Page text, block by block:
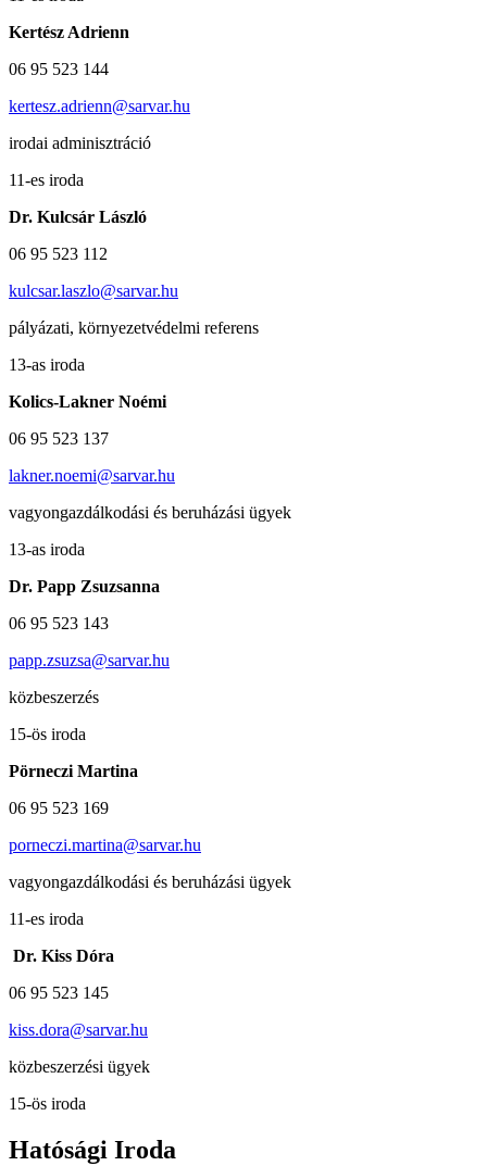
Kertész Adrienn
06 95 523 144
kertesz.adrienn@sarvar.hu
irodai adminisztráció
11-es iroda
Dr. Kulcsár László
06 95 523 112
kulcsar.laszlo@sarvar.hu
pályázati, környezetvédelmi referens
13-as iroda
Kolics-Lakner Noémi
06 95 523 137
lakner.noemi@sarvar.hu
vagyongazdálkodási és beruházási ügyek
13-as iroda
Dr. Papp Zsuzsanna
06 95 523 143
papp.zsuzsa@sarvar.hu
közbeszerzés
15-ös iroda
Pörneczi Martina
06 95 523 169
porneczi.martina@sarvar.hu
vagyongazdálkodási és beruházási ügyek
11-es iroda
Dr. Kiss Dóra
06 95 523 145
kiss.dora@sarvar.hu
közbeszerzési ügyek
15-ös iroda
Hatósági Iroda